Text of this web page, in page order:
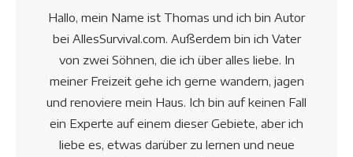
Hallo, mein Name ist Thomas und ich bin Autor
bei AllesSurvival.com. Außerdem bin ich Vater
von zwei Söhnen, die ich über alles liebe. In
meiner Freizeit gehe ich gerne wandern, jagen
und renoviere mein Haus. Ich bin auf keinen Fall
ein Experte auf einem dieser Gebiete, aber ich
liebe es, etwas darüber zu lernen und neue